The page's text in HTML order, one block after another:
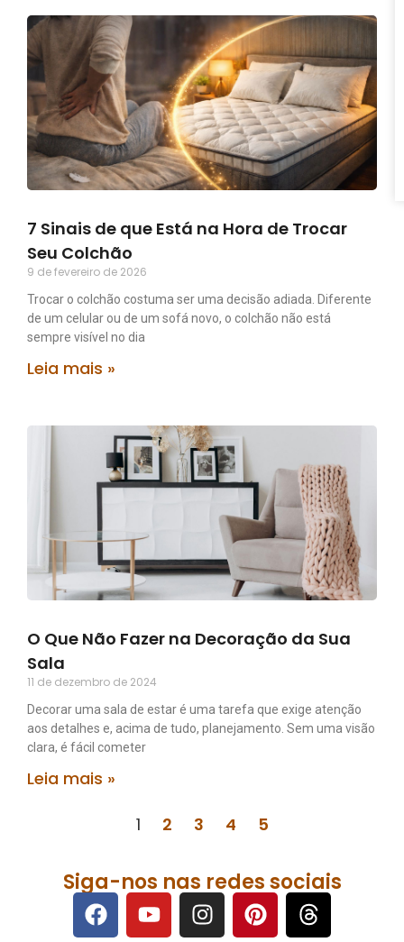
7 Sinais de que Está na Hora de Trocar
Seu Colchão
9 de fevereiro de 2026
Trocar o colchão costuma ser uma decisão adiada. Diferente
de um celular ou de um sofá novo, o colchão não está
sempre visível no dia
Leia mais »
O Que Não Fazer na Decoração da Sua
Sala
11 de dezembro de 2024
Decorar uma sala de estar é uma tarefa que exige atenção
aos detalhes e, acima de tudo, planejamento. Sem uma visão
clara, é fácil cometer
Leia mais »
1 2 3 4 5
Siga-nos nas redes sociais